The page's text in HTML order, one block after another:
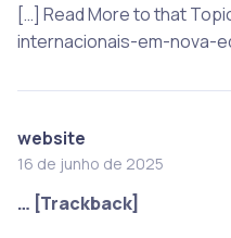
[…] Read More to that
internacionais-em-nova-
website
16 de junho de 2025
… [Trackback]